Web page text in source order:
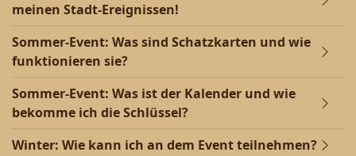
meinen Stadt-Ereignissen!
Sommer-Event: Was sind Schatzkarten und wie
funktionieren sie?
Sommer-Event: Was ist der Kalender und wie
bekomme ich die Schlüssel?
Winter: Wie kann ich an dem Event teilnehmen?